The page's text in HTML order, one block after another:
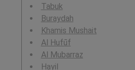
Tabuk
Buraydah
Khamis Mushait
Al Hufūf
Al Mubarraz
Hayil